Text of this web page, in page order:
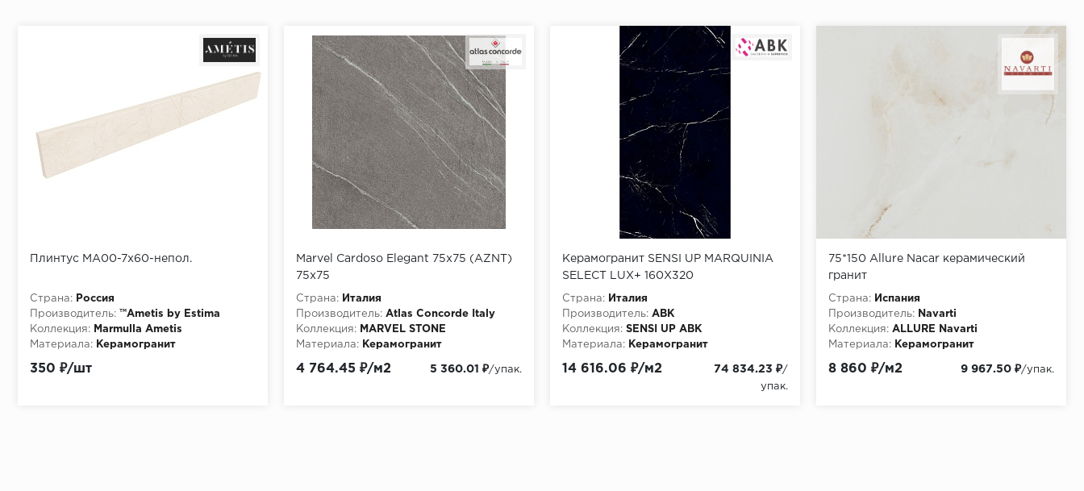
Срок предоставления кредита от 3 до 36 месяцев Срок предоставления рассрочки от 3 до 10 месяцев
Достаточно только паспорта
Плинтус MA00-7x60-непол.
Страна:
Россия
Производитель: ™Ametis by Estima
Коллекция:
Marmulla Ametis
Материала:
Керамогранит
350 ₽/шт
Marvel Cardoso Elegant 75x75 (AZNT)
75x75
Страна:
Италия
Производитель: Atlas Concorde Italy
Коллекция:
MARVEL STONE
Материала:
Керамогранит
4 764.45 ₽/м2 5 360.01 ₽/упак.
Керамогранит SENSI UP MARQUINIA
SELECT LUX+ 160X320
Страна:
Италия
Производитель: ABK
Коллекция: SENSI UP ABK
Материала:
Керамогранит
14 616.06 ₽/м2 74 834.23 ₽/
упак.
75*150 Allure Nacar керамический
гранит
Страна:
Испания
Производитель:
Navarti
Коллекция: ALLURE Navarti
Материала:
Керамогранит
8 860 ₽/м2 9 967.50 ₽/упак.